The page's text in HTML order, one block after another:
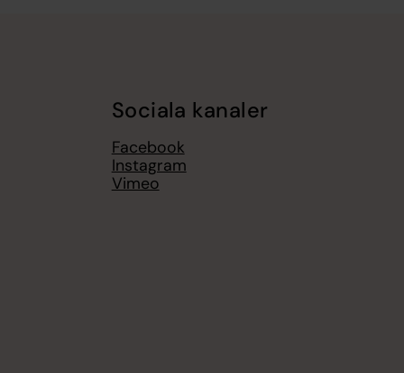
Sociala kanaler
Facebook
Instagram
Vimeo